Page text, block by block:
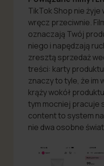
TikTok Shop nie
wręcz przeciwnie.
oznaczają Twój
niego i napędzają
zresztą sprzedaż
treści: karty
znaczy to tyle, że im
krąży wokół
tym mocniej pracuje
content to system
nie dwa osobne